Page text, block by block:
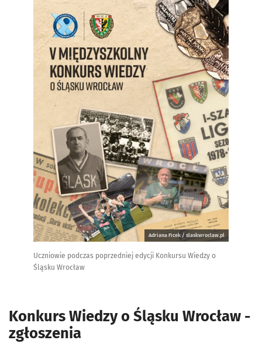
Adriana Ficek / slaskwroclaw.pl
Uczniowie podczas poprzedniej edycji Konkursu Wiedzy o
Śląsku Wrocław
Konkurs Wiedzy o Śląsku Wrocław -
zgłoszenia